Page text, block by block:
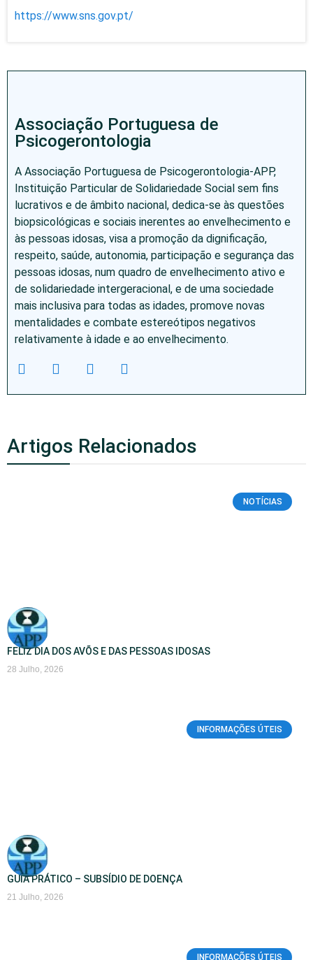
https://www.sns.gov.pt/
Associação Portuguesa de
Psicogerontologia
A Associação Portuguesa de Psicogerontologia-APP,
Instituição Particular de Solidariedade Social sem fins
lucrativos e de âmbito nacional, dedica-se às questões
biopsicológicas e sociais inerentes ao envelhecimento e
às pessoas idosas, visa a promoção da dignificação,
respeito, saúde, autonomia, participação e segurança das
pessoas idosas, num quadro de envelhecimento ativo e
de solidariedade intergeracional, e de uma sociedade
mais inclusiva para todas as idades, promove novas
mentalidades e combate estereótipos negativos
relativamente à idade e ao envelhecimento.
Artigos Relacionados
NOTÍCIAS
FELIZ DIA DOS AVÕS E DAS PESSOAS IDOSAS
28 Julho, 2026
INFORMAÇÕES ÚTEIS
GUIA PRÁTICO – SUBSÍDIO DE DOENÇA
21 Julho, 2026
INFORMAÇÕES ÚTEIS